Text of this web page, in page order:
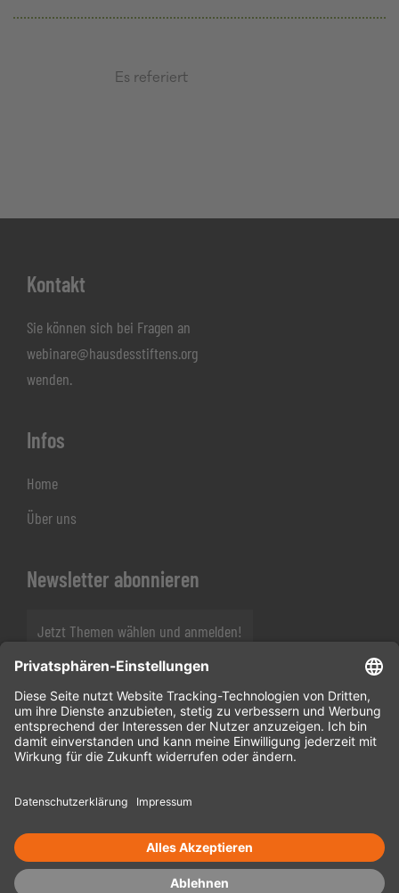
Es referiert
FooterKontakt
Sie können sich bei Fragen an
webinare@hausdesstiftens.org
wenden.
Infos
Home
Über uns
Newsletter abonnieren
Jetzt Themen wählen und anmelden!
Folgen Sie uns
Copyright © 2026 · Haus des Stiftens für Unternehmen & Non-Profits
gGmbH